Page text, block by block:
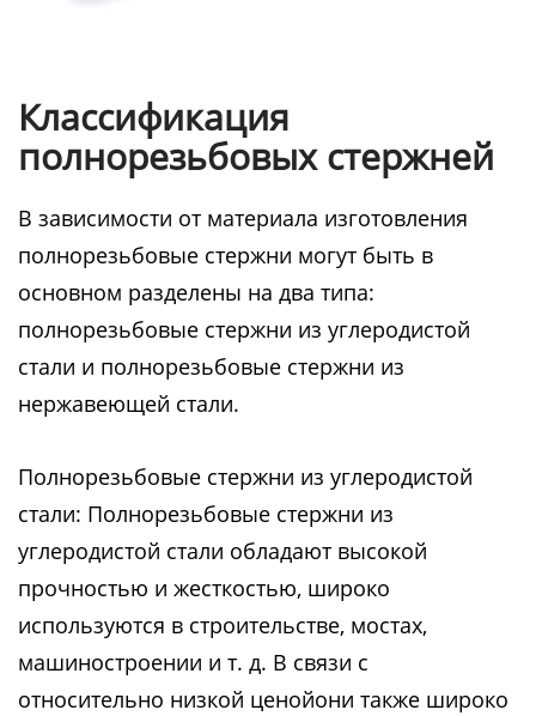
Классификация
полнорезьбовых стержней
В зависимости от материала изготовления
полнорезьбовые стержни могут быть в
основном разделены на два типа:
полнорезьбовые стержни из углеродистой
стали и полнорезьбовые стержни из
нержавеющей стали.
Полнорезьбовые стержни из углеродистой
стали: Полнорезьбовые стержни из
углеродистой стали обладают высокой
прочностью и жесткостью, широко
используются в строительстве, мостах,
машиностроении и т. д. В связи с
относительно низкой ценойони также широко